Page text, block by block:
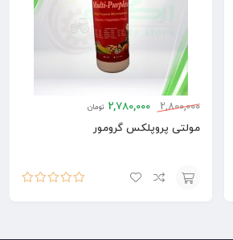
2,800,000
2,780,000 تومان
مولتی پروپلکس گرومور